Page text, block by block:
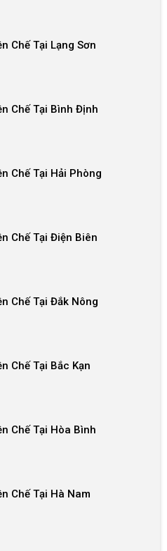
Chế Tại Lạng Sơn
Chế Tại Bình Định
Chế Tại Hải Phòng
Chế Tại Điện Biên
Chế Tại Đắk Nông
Chế Tại Bắc Kạn
Xây Nhà Tiền Chế Tại Hòa Bình
Chế Tại Hà Nam